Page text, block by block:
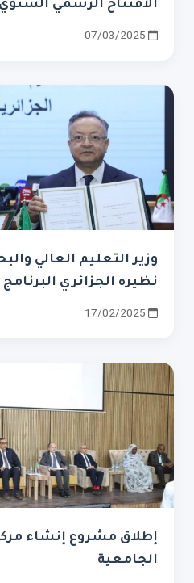
07/03/2025
وزير التعليم العالي
نظيره الجزائري البرنامج
17/02/2025
إطلاق مشروع إنشاء مركز
الجامعية